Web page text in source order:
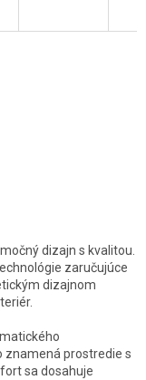
dizajn s kvalitou.
zaručujúce
dizajnom
znamená prostredie s
sa dosahuje